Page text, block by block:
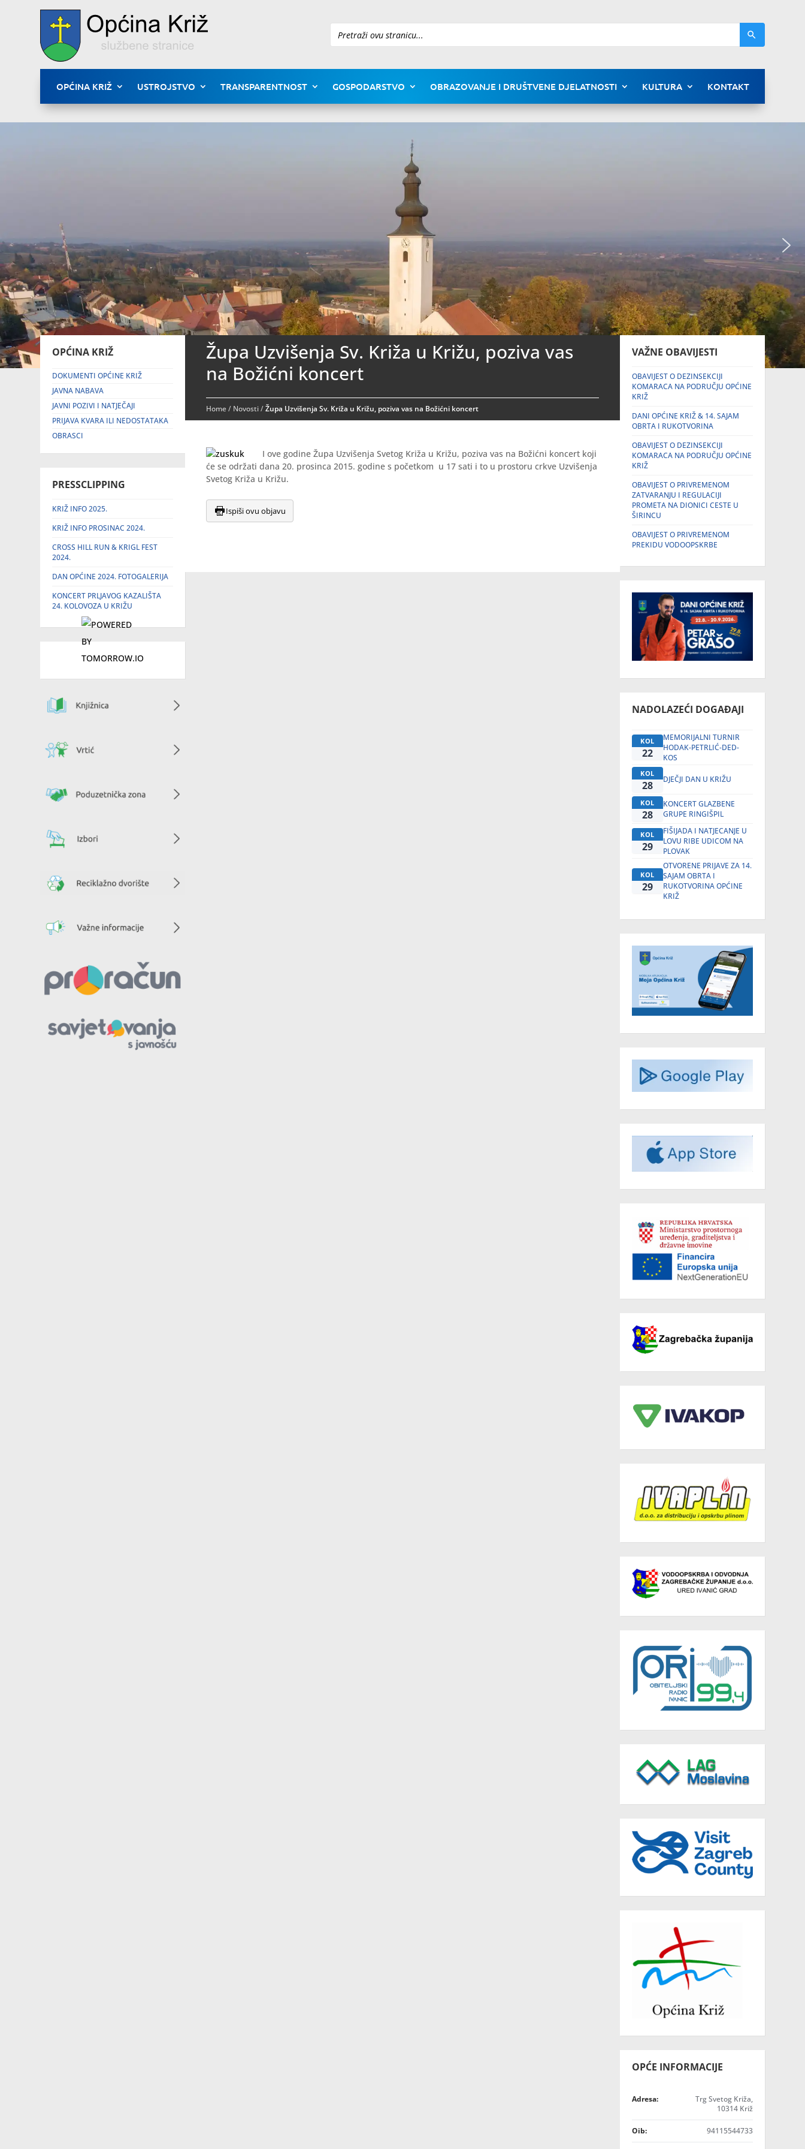
Pretraži
OPĆINA KRIŽ USTROJSTVO TRANSPARENTNOST GOSPODARSTVO OBRAZOVANJE I DRUŠTVENE DJELATNOSTI KULTURA KONTAKT
OPĆINA KRIŽ
DOKUMENTI OPĆINE KRIŽ
JAVNA NABAVA
JAVNI POZIVI I NATJEČAJI
PRIJAVA KVARA ILI NEDOSTATAKA
OBRASCI
PRESSCLIPPING
KRIŽ INFO 2025.
KRIŽ INFO PROSINAC 2024.
CROSS HILL RUN & KRIGL FEST
2024.
DAN OPĆINE 2024. FOTOGALERIJA
KONCERT PRLJAVOG KAZALIŠTA
24. KOLOVOZA U KRIŽU
Župa Uzvišenja Sv. Križa u Križu, poziva vas
na Božićni koncert
Home/ Novosti/Župa Uzvišenja Sv. Križa u Križu, poziva vas na Božićni koncert
I ove godine Župa Uzvišenja Svetog Križa u Križu, poziva vas na Božićni koncert koji
će se održati dana 20. prosinca 2015. godine s početkom u 17 sati i to u prostoru crkve Uzvišenja
Svetog Križa u Križu.
Ispiši ovu objavu
VAŽNE OBAVIJESTI
OBAVIJEST O DEZINSEKCIJI
KOMARACA NA PODRUČJU OPĆINE
KRIŽ
DANI OPĆINE KRIŽ & 14. SAJAM
OBRTA I RUKOTVORINA
OBAVIJEST O DEZINSEKCIJI
KOMARACA NA PODRUČJU OPĆINE
KRIŽ
OBAVIJEST O PRIVREMENOM
ZATVARANJU I REGULACIJI
PROMETA NA DIONICI CESTE U
ŠIRINCU
OBAVIJEST O PRIVREMENOM
PREKIDU VODOOPSKRBE
NADOLAZEĆI DOGAĐAJI
KOL
22
MEMORIJALNI TURNIR
HODAK-PETRLIĆ-DED-
KOS
KOL
28 DJEČJI DAN U KRIŽU
KOL
28
KONCERT GLAZBENE
GRUPE RINGIŠPIL
KOL
29
FIŠIJADA I NATJECANJE U
LOVU RIBE UDICOM NA
PLOVAK
KOL
29
OTVORENE PRIJAVE ZA 14.
SAJAM OBRTA I
RUKOTVORINA OPĆINE
KRIŽ
OPĆE INFORMACIJE
Adresa:
Trg Svetog Križa,
10314 Križ
Oib: 94115544733